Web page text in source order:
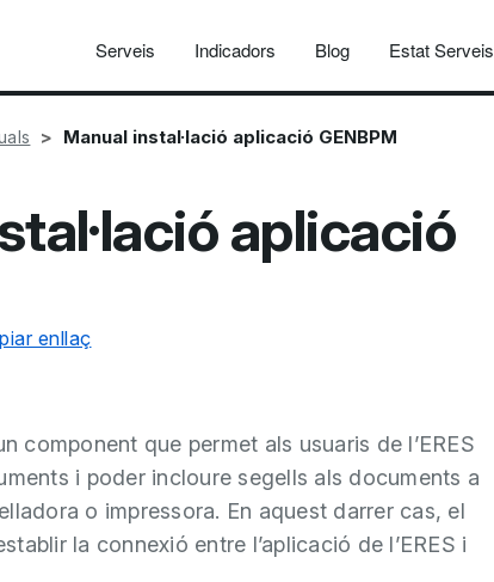
Serveis Indicadors Blog Estat Serveis
Manual instal·lació aplicació GENBPM
aplicació
enllaç
component que permet als usuaris de l’ERES
i poder incloure segells als documents a
o impressora. En aquest darrer cas, el
la connexió entre l’aplicació de l’ERES i